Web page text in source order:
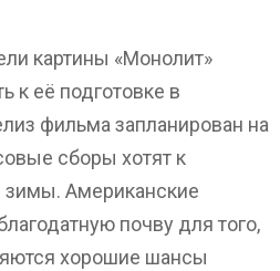
картины «Монолит»
к её подготовке в
фильма запланирован на
сборы хотят к
Американские
почву для того,
хорошие шансы